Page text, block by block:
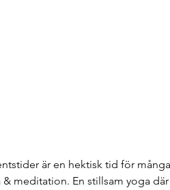
är en hektisk tid för
& meditation. En stillsam yoga